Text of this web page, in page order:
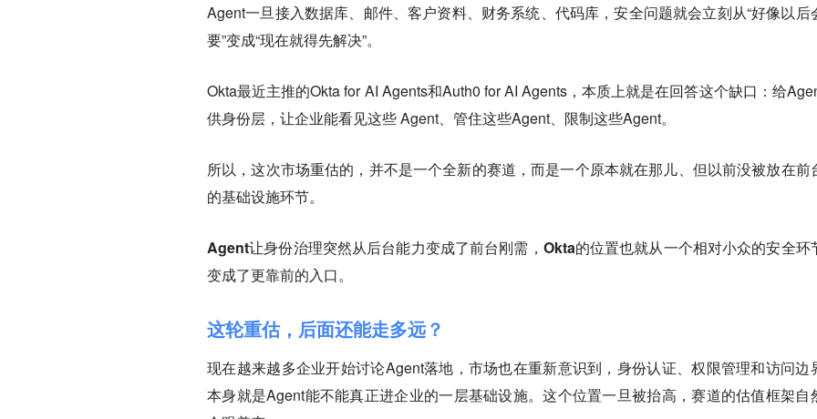
Agent一旦接入数据库、邮件、客户资料、财务系统、代码库，安全问题就会立刻从“好像以后
要”变成“现在就得先解决”。
Okta最近主推的Okta for AI Agents和Auth0 for AI Agents，本质上就是在回答这个缺口：给
供身份层，让企业能看见这些 Agent、管住这些Agent、限制这些Agent。
所以，这次市场重估的，并不是一个全新的赛道，而是一个原本就在那儿、但以前没被放在前
的基础设施环节。
Agent让身份治理突然从后台能力变成了前台刚需，Okta的位置也就从一个相对小众的安全环
变成了更靠前的入口。
这轮重估，后面还能走多远？
现在越来越多企业开始讨论Agent落地，市场也在重新意识到，身份认证、权限管理和访问边
本身就是Agent能不能真正进企业的一层基础设施。这个位置一旦被抬高，赛道的估值框架自